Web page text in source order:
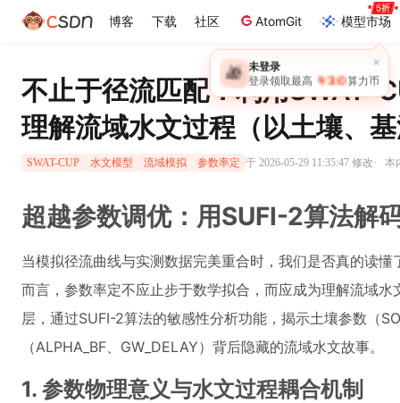
博客 下载 社区 AtomGit 模型市场
×
🎁 未登录
登录领取最高 ￥30 算力币
不止于径流匹配：利用SWAT-
理解流域水文过程（以土壤、
SWAT-CUP 水文模型 流域模拟 参数率定 于 2026-05-29 11:35:47 修改· 本
超越参数调优：用SUFI-2算法解
当模拟径流曲线与实测数据完美重合时，我们是否真的读
而言，参数率定不应止步于数学拟合，而应成为理解流域
层，通过SUFI-2算法的敏感性分析功能，揭示土壤参数（
（ALPHA_BF、GW_DELAY）背后隐藏的流域水文故事。
1. 参数物理意义与水文过程耦合机制